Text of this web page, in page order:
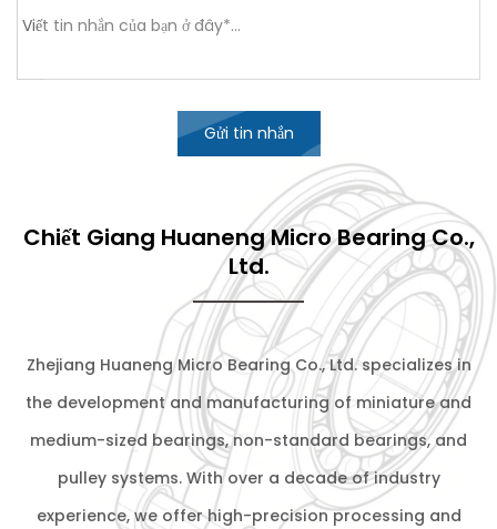
Gửi tin nhắn
Chiết Giang Huaneng Micro Bearing Co.,
Ltd.
Zhejiang Huaneng Micro Bearing Co., Ltd. specializes in
the development and manufacturing of miniature and
medium-sized bearings, non-standard bearings, and
pulley systems. With over a decade of industry
experience, we offer high-precision processing and